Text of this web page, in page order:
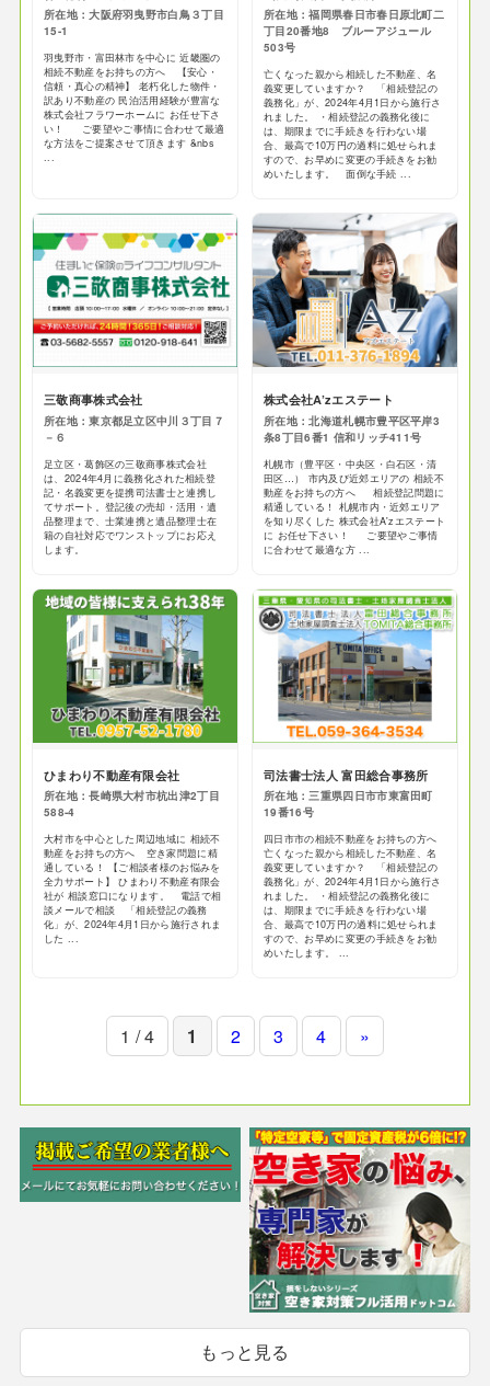
所在地：大阪府羽曳野市白鳥３丁目
15-1
羽曳野市・富田林市を中心に 近畿圏の
相続不動産をお持ちの方へ 【安心・
信頼・真心の精神】 老朽化した物件・
訳あり不動産の 民泊活用経験が豊富な
株式会社フラワーホームに お任せ下さ
い！ ご要望やご事情に合わせて最適
な方法をご提案させて頂きます &nbs
...
所在地：福岡県春日市春日原北町二
丁目20番地8 ブルーアジュール
503号
亡くなった親から相続した不動産、名
義変更していますか？ 「相続登記の
義務化」が、2024年4月1日から施行さ
れました。 ・相続登記の義務化後に
は、期限までに手続きを行わない場
合、最高で10万円の過料に処せられま
すので、お早めに変更の手続きをお勧
めいたします。 面倒な手続 ...
三敬商事株式会社
所在地：東京都足立区中川３丁目７
－６
足立区・葛飾区の三敬商事株式会社
は、2024年4月に義務化された相続登
記・名義変更を提携司法書士と連携し
てサポート。登記後の売却・活用・遺
品整理まで、士業連携と遺品整理士在
籍の自社対応でワンストップにお応え
します。
株式会社A’zエステート
所在地：北海道札幌市豊平区平岸3
条8丁目6番1 信和リッチ411号
札幌市（豊平区・中央区・白石区・清
田区…） 市内及び近郊エリアの 相続不
動産をお持ちの方へ 相続登記問題に
精通している！ 札幌市内・近郊エリア
を知り尽くした 株式会社A'zエステート
に お任せ下さい！ ご要望やご事情
に合わせて最適な方 ...
ひまわり不動産有限会社
所在地：長崎県大村市杭出津2丁目
588-4
大村市を中心とした周辺地域に 相続不
動産をお持ちの方へ 空き家問題に精
通している！ 【ご相談者様のお悩みを
全力サポート】 ひまわり不動産有限会
社が 相談窓口になります。 電話で相
談メールで相談 「相続登記の義務
化」が、2024年4月1日から施行されま
した ...
司法書士法人 富田総合事務所
所在地：三重県四日市市東富田町
19番16号
四日市市の相続不動産をお持ちの方へ
亡くなった親から相続した不動産、名
義変更していますか？ 「相続登記の
義務化」が、2024年4月1日から施行さ
れました。 ・相続登記の義務化後に
は、期限までに手続きを行わない場
合、最高で10万円の過料に処せられま
すので、お早めに変更の手続きをお勧
めいたします。 ...
1 / 4 1 2 3 4 »
もっと見る